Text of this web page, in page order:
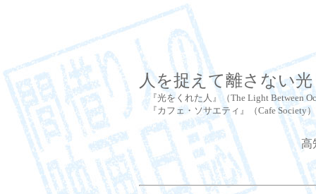
人を捉えて離さない光
『光をくれた人』（The Light Between
『カフェ・ソサエティ』（Cafe Society
高